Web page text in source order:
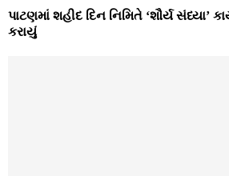
પાટણમાં શહીદ દિન નિમિતે ‘શૌર્ય સંધ્યા’
કરાયું